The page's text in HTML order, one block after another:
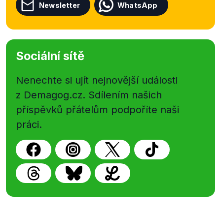
Newsletter WhatsApp
Sociální sítě
Nenechte si ujít nejnovější události
z Demagog.cz. Sdílením našich
příspěvků přátelům podpoříte naši
práci.